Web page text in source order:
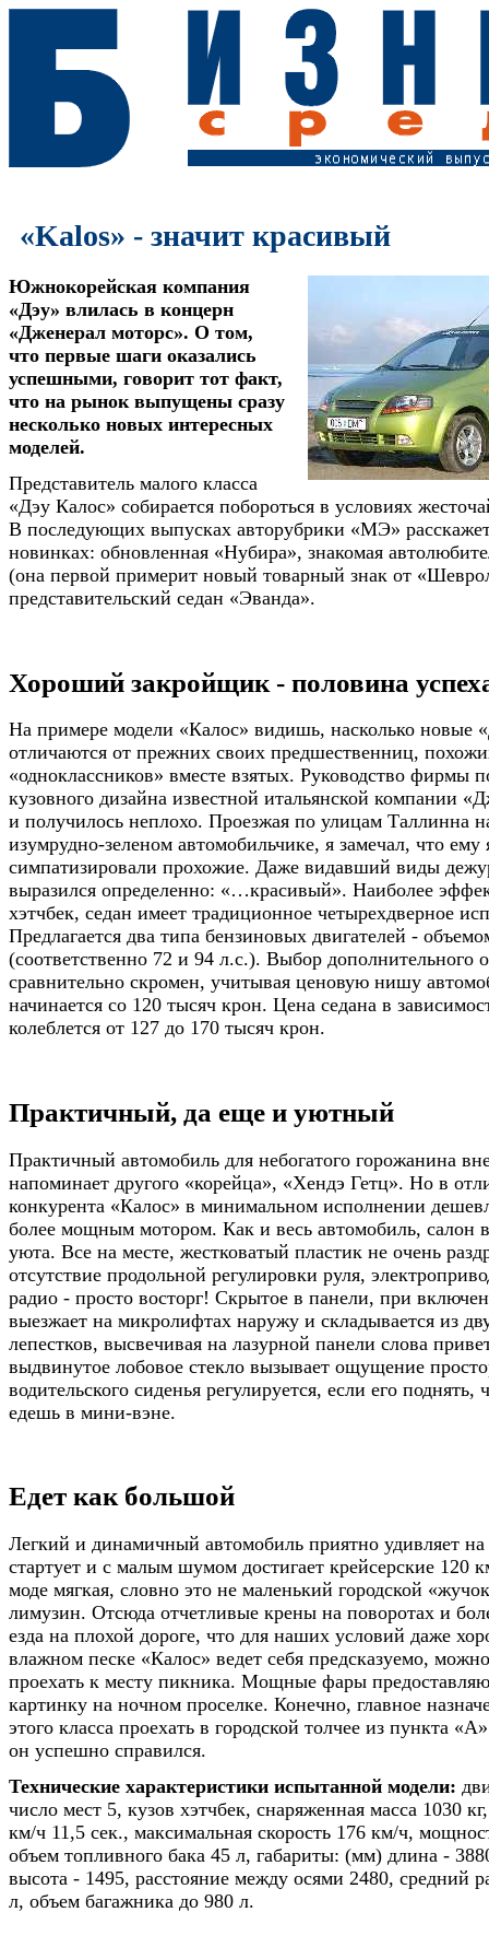
«Kalos» - значит красивый
Южнокорейская компания
«Дэу» влилась в концерн
«Дженерал моторс». О том,
что первые шаги оказались
успешными, говорит тот факт,
что на рынок выпущены сразу
несколько новых интересных
моделей.
Представитель малого класса
«Дэу Калос» собирается побороться в условиях
В последующих выпусках авторубрики «МЭ»
новинках: обновленная «Нубира», знакомая
(она первой примерит новый товарный знак от
представительский седан «Эванда».
Хороший закройщик - половина
На примере модели «Калос» видишь, насколько новые
отличаются от прежних своих предшественниц,
«одноклассников» вместе взятых. Руководство фирмы
кузовного дизайна известной итальянской компании
и получилось неплохо. Проезжая по улицам Таллинна
изумрудно-зеленом автомобильчике, я замечал, что ему
симпатизировали прохожие. Даже видавший виды
выразился определенно: «…красивый». Наиболее
хэтчбек, седан имеет традиционное четырехдверное
Предлагается два типа бензиновых двигателей -
(соответственно 72 и 94 л.с.). Выбор дополнительного
сравнительно скромен, учитывая ценовую нишу
начинается со 120 тысяч крон. Цена седана в
колеблется от 127 до 170 тысяч крон.
Практичный, да еще и уютный
Практичный автомобиль для небогатого горожанина
напоминает другого «корейца», «Хендэ Гетц». Но в
конкурента «Калос» в минимальном исполнении
более мощным мотором. Как и весь автомобиль, салон
уюта. Все на месте, жестковатый пластик не очень
отсутствие продольной регулировки руля,
радио - просто восторг! Скрытое в панели, при
выезжает на микролифтах наружу и складывается из
лепестков, высвечивая на лазурной панели слова
выдвинутое лобовое стекло вызывает ощущение
водительского сиденья регулируется, если его поднять,
едешь в мини-вэне.
Едет как большой
Легкий и динамичный автомобиль приятно удивляет
стартует и с малым шумом достигает крейсерские 120
моде мягкая, словно это не маленький городской
лимузин. Отсюда отчетливые крены на поворотах и
езда на плохой дороге, что для наших условий даже
влажном песке «Калос» ведет себя предсказуемо,
проехать к месту пикника. Мощные фары
картинку на ночном проселке. Конечно, главное
этого класса проехать в городской толчее из пункта
он успешно справился.
Технические характеристики испытанной модели:
число мест 5, кузов хэтчбек, снаряженная масса 1030
км/ч 11,5 сек., максимальная скорость 176 км/ч,
объем топливного бака 45 л, габариты: (мм) длина -
высота - 1495, расстояние между осями 2480, средний
л, объем багажника до 980 л.